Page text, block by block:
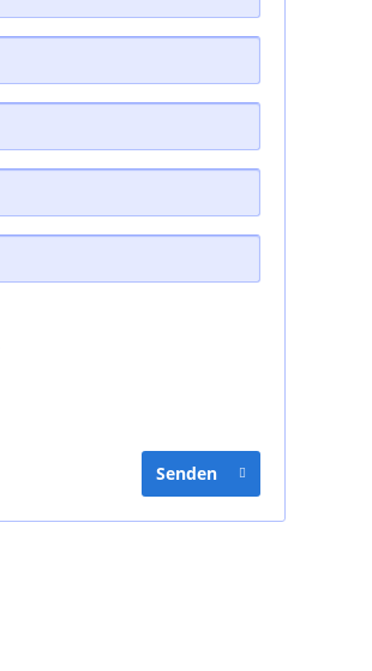
Senden